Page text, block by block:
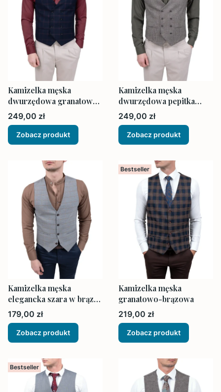
Kamizelka męska
dwurzędowa granatowa
w kratę elegancka
Cena
249,00 zł
Zobacz produkt
Kamizelka męska
dwurzędowa pepitka
brązowo beżowo
Cena
249,00 zł
Zobacz produkt
Kamizelka męska
elegancka szara w brąz
kratę
Cena
179,00 zł
Zobacz produkt
Bestseller
Kamizelka męska
granatowo-brązowa
Cena
219,00 zł
Zobacz produkt
Bestseller